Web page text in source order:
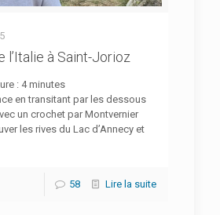
l’Italie à Saint-Jorioz
: 4 minutes
en transitant par les dessous
un crochet par Montvernier
les rives du Lac d’Annecy et
58 Lire la suite